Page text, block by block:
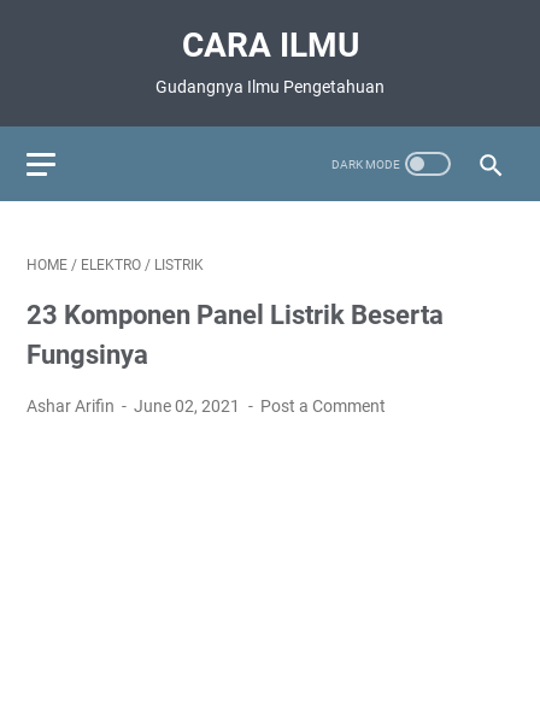
CARA ILMU
Gudangnya Ilmu Pengetahuan
HOME / ELEKTRO / LISTRIK
23 Komponen Panel Listrik Beserta
Fungsinya
Ashar Arifin June 02, 2021 Post a Comment